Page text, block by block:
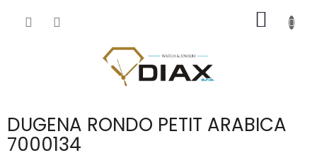
KOŠÍK
DUGENA RONDO PETIT ARABICA
7000134